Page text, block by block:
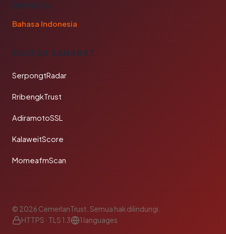
BAHASA
Bahasa Indonesia
TAUTAN SAHABAT
SerpongtRadar
RribengkTrust
AdiramotoSSL
KalaweitScore
MomeafmScan
© 2026 CemerlanTrust. Semua hak dilindungi.
HTTPS · TLS 1.3
1 languages